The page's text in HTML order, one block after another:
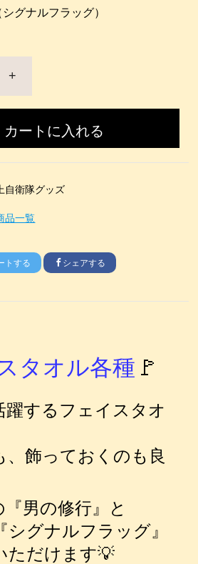
グナルフラッグ）
+
カートに入れる
自衛隊グッズ
品一覧
トする シェアする
タオル各種 🚩
躍するフェイスタオ
、飾っておくのも良
男の修行』と
グナルフラッグ』
ただけます💡